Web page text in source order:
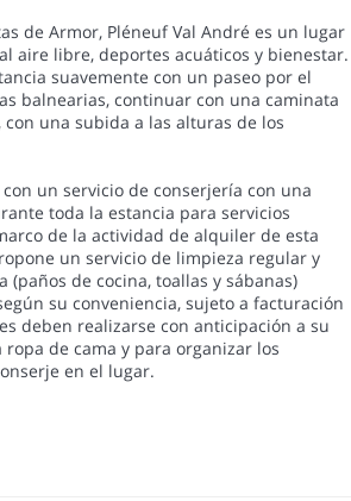
de Armor, Pléneuf Val André es un lugar
aire libre, deportes acuáticos y bienestar.
suavemente con un paseo por el
balnearias, continuar con una caminata
una subida a las alturas de los
un servicio de conserjería con una
toda la estancia para servicios
de la actividad de alquiler de esta
un servicio de limpieza regular y
(paños de cocina, toallas y sábanas)
su conveniencia, sujeto a facturación
deben realizarse con anticipación a su
de cama y para organizar los
en el lugar.